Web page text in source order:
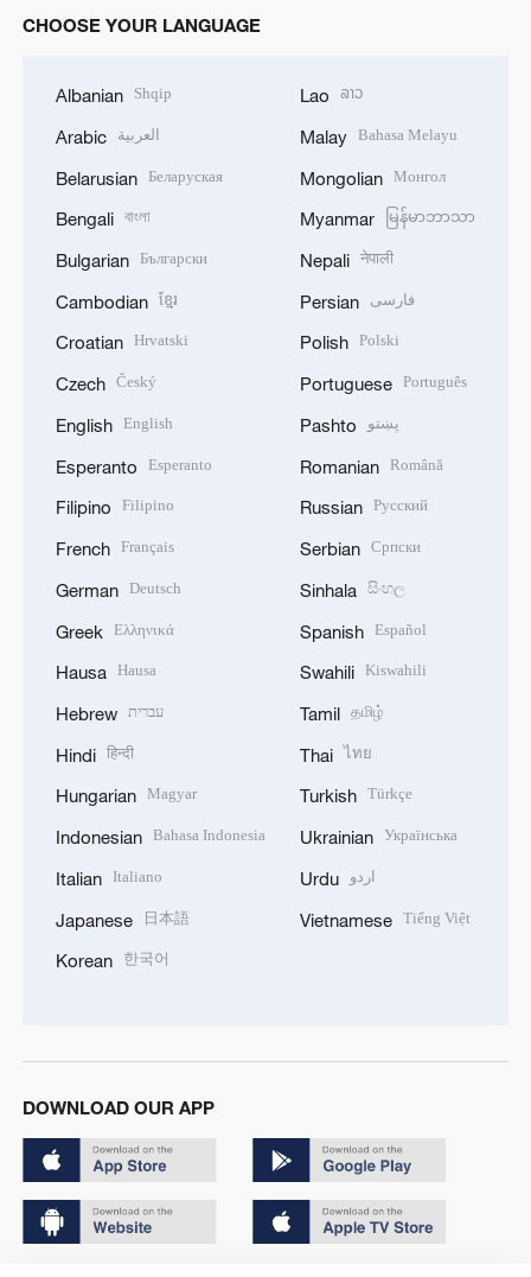
CHOOSE YOUR LANGUAGE
Albanian Shqip
Arabic العربية
Belarusian Беларуская
Bengali বাংলা
Bulgarian Български
Cambodian ខ្មែរ
Croatian Hrvatski
Czech Český
English English
Esperanto Esperanto
Filipino Filipino
French Français
German Deutsch
Greek Ελληνικά
Hausa Hausa
Hebrew עברית
Hindi हिन्दी
Hungarian Magyar
Indonesian Bahasa Indonesia
Italian Italiano
Japanese 日本語
Korean 한국어
Lao ລາວ
Malay Bahasa Melayu
Mongolian Монгол
Myanmar မြန်မာဘာသာ
Nepali नेपाली
Persian فارسی
Polish Polski
Portuguese Português
Pashto پښتو
Romanian Română
Russian Русский
Serbian Српски
Sinhala සිංහල
Spanish Español
Swahili Kiswahili
Tamil தமிழ்
Thai ไทย
Turkish Türkçe
Ukrainian Українська
Urdu اردو
Vietnamese Tiếng Việt
DOWNLOAD OUR APP